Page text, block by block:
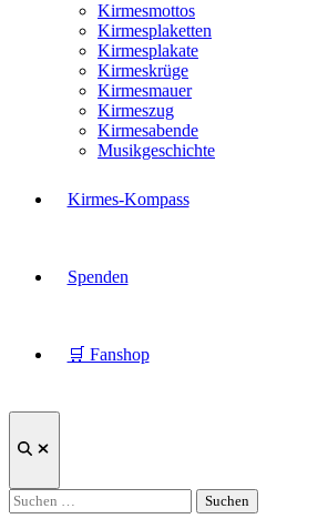
Kirmesmottos
Kirmesplaketten
Kirmesplakate
Kirmeskrüge
Kirmesmauer
Kirmeszug
Kirmesabende
Musikgeschichte
Kirmes-Kompass
Spenden
🛒 Fanshop
Suche
Suchen
nach: